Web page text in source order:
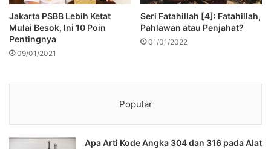
Jakarta PSBB Lebih Ketat
Mulai Besok, Ini 10 Poin
Pentingnya
09/01/2021
Seri Fatahillah [4]: Fatahillah,
Pahlawan atau Penjahat?
01/01/2022
Popular
Apa Arti Kode Angka 304 dan 316 pada Alat